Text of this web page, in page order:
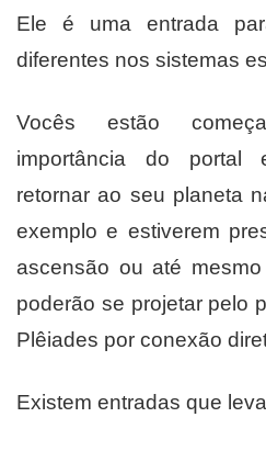
Ele é uma entrada
diferentes nos sistemas
Vocês estão
importância do portal
retornar ao seu planeta
exemplo e estiverem
ascensão ou até
poderão se projetar pelo
Plêiades por conexão
Existem entradas que